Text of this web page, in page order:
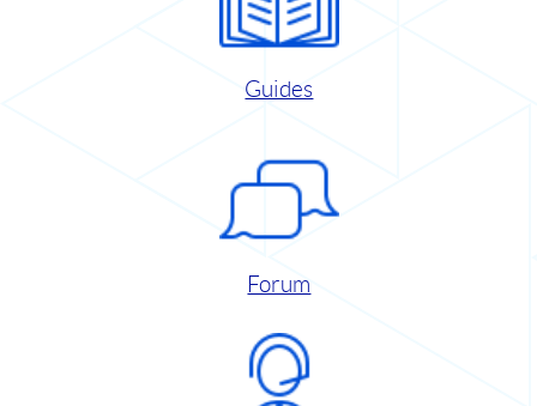
Guides
Forum